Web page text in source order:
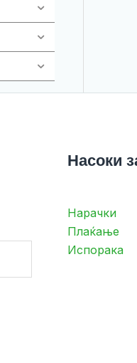
Насоки
Нарачки
Плаќање
Испорака